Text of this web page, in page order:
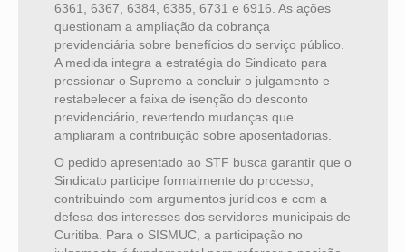
6361, 6367, 6384, 6385, 6731 e 6916. As ações
questionam a ampliação da cobrança
previdenciária sobre benefícios do serviço público.
A medida integra a estratégia do Sindicato para
pressionar o Supremo a concluir o julgamento e
restabelecer a faixa de isenção do desconto
previdenciário, revertendo mudanças que
ampliaram a contribuição sobre aposentadorias.
O pedido apresentado ao STF busca garantir que o
Sindicato participe formalmente do processo,
contribuindo com argumentos jurídicos e com a
defesa dos interesses dos servidores municipais de
Curitiba. Para o SISMUC, a participação no